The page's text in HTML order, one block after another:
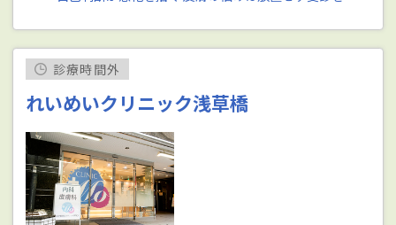
診療時間外
れいめいクリニック浅草橋